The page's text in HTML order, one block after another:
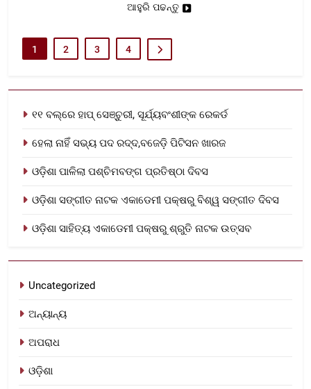
ଆହୁରି ପଢନ୍ତୁ
1 2 3 4
୧୧ ବଲ୍‌ରେ ହାପ୍ ସେଞ୍ଚୁରୀ, ସୂର୍ଯ୍ୟବଂଶୀଙ୍କ ରେକର୍ଡ
ହେଲା ନାହିଁ ସଭ୍ୟ ପଦ ରଦ୍ଦ,ବଜେଡ଼ି ପିଟିସନ ଖାରଜ
ଓଡ଼ିଶା ପାଳିଲା ପଶ୍ଚିମବଙ୍ଗ ପ୍ରତିଷ୍ଠା ଦିବସ
ଓଡ଼ିଶା ସଙ୍ଗୀତ ନାଟକ ଏକାଡେମୀ ପକ୍ଷରୁ ବିଶ୍ୱ ସଙ୍ଗୀତ ଦିବସ
ଓଡ଼ିଶା ସାହିତ୍ୟ ଏକାଡେମୀ ପକ୍ଷରୁ ଶ୍ରୁତି ନାଟକ ଉତ୍ସବ
Uncategorized
ଅନ୍ୟାନ୍ୟ
ଅପରାଧ
ଓଡ଼ିଶା